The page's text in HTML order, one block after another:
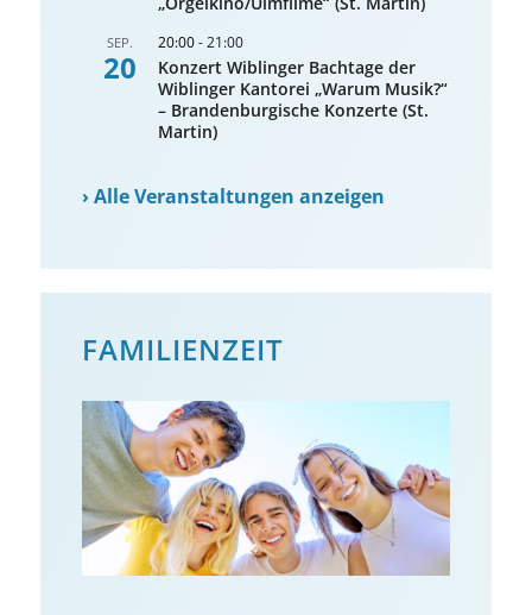
SEP.
20
20:00-21:00
Konzert Wiblinger Bachtage der
Wiblinger Kantorei „Warum Musik?“
– Brandenburgische Konzerte (St.
Martin)
›Alle Veranstaltungen anzeigen
FAMILIENZEIT